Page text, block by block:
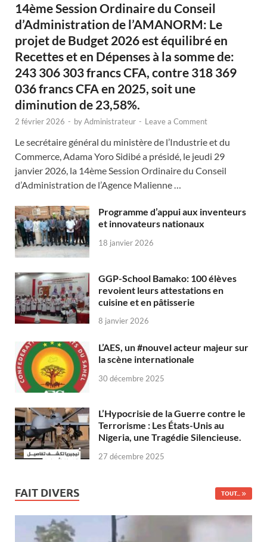
14ème Session Ordinaire du Conseil
d’Administration de l’AMANORM: Le
projet de Budget 2026 est équilibré en
Recettes et en Dépenses à la somme de:
243 306 303 francs CFA, contre 318 369
036 francs CFA en 2025, soit une
diminution de 23,58%.
2 février 2026 - byAdministrateur - Leave a Comment
Le secrétaire général du ministère de l’Industrie et du
Commerce, Adama Yoro Sidibé a présidé, le jeudi 29
janvier 2026, la 14ème Session Ordinaire du Conseil
d’Administration de l’Agence Malienne …
Programme d’appui aux inventeurs
et innovateurs nationaux
18 janvier 2026
GGP-School Bamako: 100 élèves
revoient leurs attestations en
cuisine et en pâtisserie
8 janvier 2026
L’AES, un #nouvel acteur majeur sur
la scène internationale
30 décembre 2025
L’Hypocrisie de la Guerre contre le
Terrorisme : Les États-Unis au
Nigeria, une Tragédie Silencieuse.
27 décembre 2025
FAIT DIVERS TOUT...